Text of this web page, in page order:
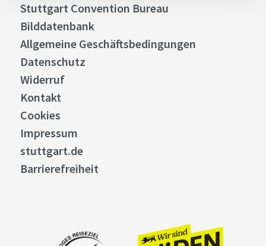
Stuttgart Convention Bureau
Bilddatenbank
Allgemeine Geschäftsbedingungen
Datenschutz
Widerruf
Kontakt
Cookies
Impressum
stuttgart.de
Barrierefreiheit